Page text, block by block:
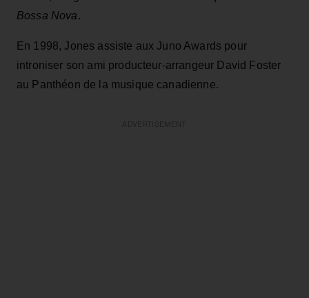
Bossa Nova.
En 1998, Jones assiste aux Juno Awards pour
introniser son ami producteur-arrangeur David Foster
au Panthéon de la musique canadienne.